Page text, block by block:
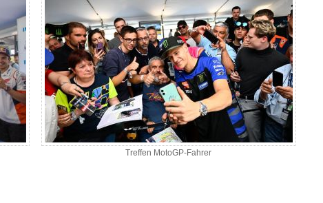
Treffen MotoGP-Fahrer